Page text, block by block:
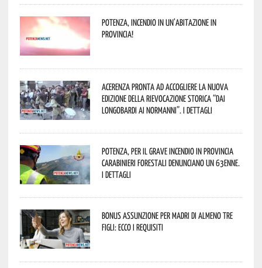
Potenza, incendio in un’abitazione in
provincia!
Acerenza pronta ad accogliere la nuova
edizione della rievocazione storica “Dai
Longobardi ai Normanni”. I dettagli
Potenza, per il grave incendio in Provincia
Carabinieri forestali denunciano un 63enne.
I dettagli
Bonus assunzione per madri di almeno tre
figli: ecco i requisiti